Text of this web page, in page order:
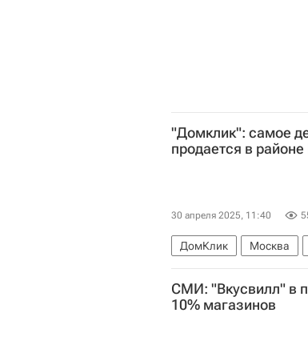
"Домклик": самое
продается в
30 апреля 2025, 11:40
ДомКлик Москва
Вторичное жилье
СМИ: "Вкусвилл" в
10% магазинов